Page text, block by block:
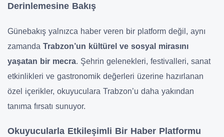
Derinlemesine Bakış
Günebakış yalnızca haber veren bir platform değil, aynı
zamanda Trabzon’un kültürel ve sosyal mirasını
yaşatan bir mecra. Şehrin gelenekleri, festivalleri, sanat
etkinlikleri ve gastronomik değerleri üzerine hazırlanan
özel içerikler, okuyuculara Trabzon’u daha yakından
tanıma fırsatı sunuyor.
Okuyucularla Etkileşimli Bir Haber Platformu